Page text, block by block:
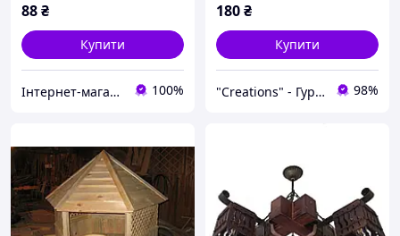
88₴
Купити
Інтернет-магазин "PANNOCHKA" 100%
180₴
Купити
"Creations" - Гуртово-роздрібний інтернет-магазин креативних виробів 98%